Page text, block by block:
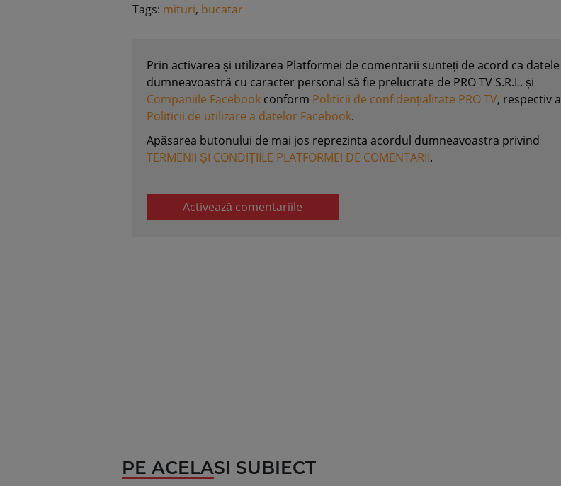
Tags: mituri, bucatar
Prin activarea și utilizarea Platformei de comentarii sunteți de acord ca datele
dumneavoastră cu caracter personal să fie prelucrate de PRO TV S.R.L. și
Companiile Facebook conform Politicii de confidențialitate PRO TV, respectiv a
Politicii de utilizare a datelor Facebook.
Apăsarea butonului de mai jos reprezinta acordul dumneavoastra privind
TERMENII ȘI CONDIȚIILE PLATFORMEI DE COMENTARII.
Activează comentariile
PE ACELASI SUBIECT